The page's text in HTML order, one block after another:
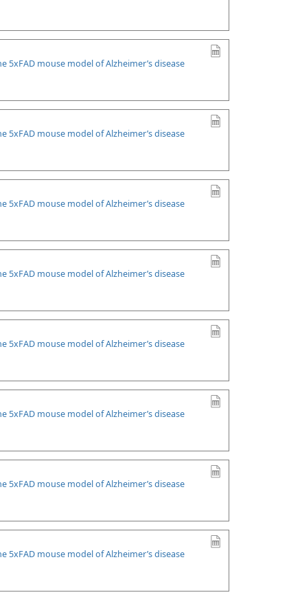
mouse model of Alzheimer’s disease
mouse model of Alzheimer’s disease
mouse model of Alzheimer’s disease
mouse model of Alzheimer’s disease
mouse model of Alzheimer’s disease
mouse model of Alzheimer’s disease
mouse model of Alzheimer’s disease
mouse model of Alzheimer’s disease